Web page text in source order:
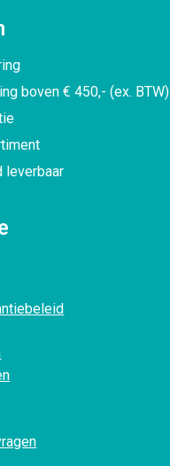
boven € 450,- (ex. BTW)
leverbaar